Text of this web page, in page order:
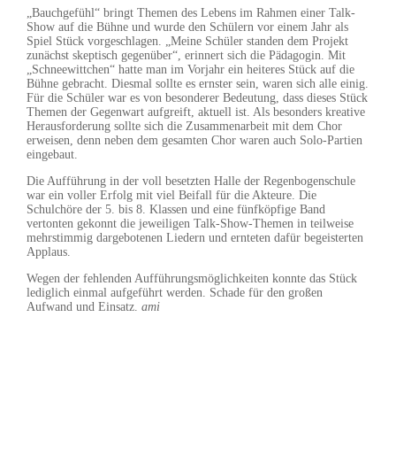
„Bauchgefühl“ bringt Themen des Lebens im Rahmen einer Talk-
Show auf die Bühne und wurde den Schülern vor einem Jahr als
Spiel Stück vorgeschlagen. „Meine Schüler standen dem Projekt
zunächst skeptisch gegenüber“, erinnert sich die Pädagogin. Mit
„Schneewittchen“ hatte man im Vorjahr ein heiteres Stück auf die
Bühne gebracht. Diesmal sollte es ernster sein, waren sich alle einig.
Für die Schüler war es von besonderer Bedeutung, dass dieses Stück
Themen der Gegenwart aufgreift, aktuell ist. Als besonders kreative
Herausforderung sollte sich die Zusammenarbeit mit dem Chor
erweisen, denn neben dem gesamten Chor waren auch Solo-Partien
eingebaut.
Die Aufführung in der voll besetzten Halle der Regenbogenschule
war ein voller Erfolg mit viel Beifall für die Akteure. Die
Schulchöre der 5. bis 8. Klassen und eine fünfköpfige Band
vertonten gekonnt die jeweiligen Talk-Show-Themen in teilweise
mehrstimmig dargebotenen Liedern und ernteten dafür begeisterten
Applaus.
Wegen der fehlenden Aufführungsmöglichkeiten konnte das Stück
lediglich einmal aufgeführt werden. Schade für den großen
Aufwand und Einsatz. ami